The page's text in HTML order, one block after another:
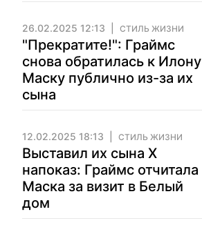
26.02.2025 12:13 СТИЛЬ ЖИЗНИ
"Прекратите!": Граймс
снова обратилась к Илону
Маску публично из-за их
сына
12.02.2025 18:13 СТИЛЬ ЖИЗНИ
Выставил их сына Х
напоказ: Граймс отчитала
Маска за визит в Белый
дом